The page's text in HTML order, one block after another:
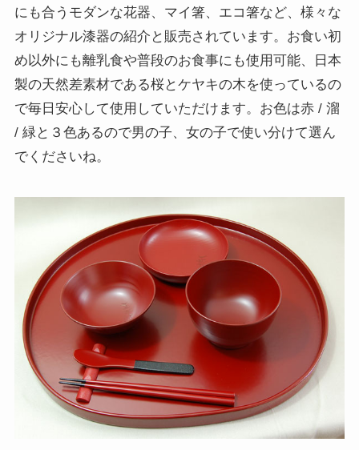
にも合うモダンな花器、マイ箸、エコ箸など、様々な
オリジナル漆器の紹介と販売されています。お食い初
め以外にも離乳食や普段のお食事にも使用可能、日本
製の天然差素材である桜とケヤキの木を使っているの
で毎日安心して使用していただけます。お色は赤 / 溜
/ 緑と３色あるので男の子、女の子で使い分けて選ん
でくださいね。